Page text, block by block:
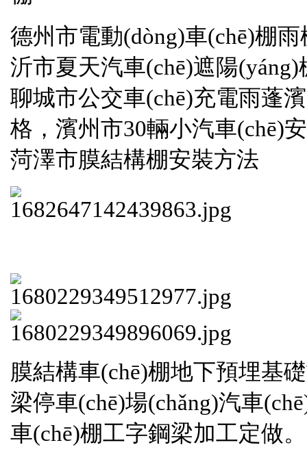
德州市電動(dòng)車(chē)棚雨棚
沂市夏天汽車(chē)遮陽(yáng)棚
聊城市公交車(chē)充電雨蓬
格，濱州市30輛小汽車(chē)
菏澤市膜結構棚安裝方法
膜結構車(chē)棚地下預埋基
梁停車(chē)場(chǎng)汽車
車(chē)棚工字鋼梁加工定做。